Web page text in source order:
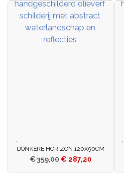
DONKERE HORIZON 120X90CM
€359,00 € 287,20